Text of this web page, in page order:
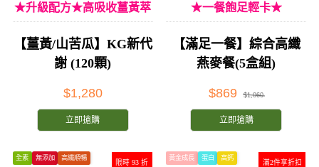
★升級配方★高吸收薑黃萃
取★
【薑黃/山苦瓜】KG新代
謝 (120顆)
$1,280
立即搶購
★一餐飽足輕卡★
【滿足一餐】綜合高纖
燕麥餐(5盒組)
$869 $1,060
立即搶購
限時 93 折
全素 無添加 高纖順暢
滿2件享折扣
黃金成長 蛋白 高鈣